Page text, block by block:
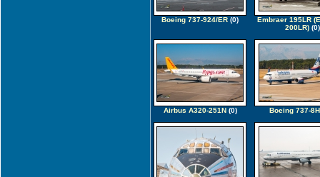
Boeing 737-924/ER (0)
Embraer 195LR
200LR)(0)
Airbus A320-251N(0) Boeing 737-